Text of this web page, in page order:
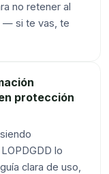
no retener al
— si te vas, te
protección
lo
clara de uso,